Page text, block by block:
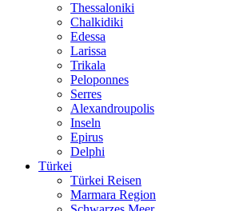
Thessaloniki
Chalkidiki
Edessa
Larissa
Trikala
Peloponnes
Serres
Alexandroupolis
Inseln
Epirus
Delphi
Türkei
Türkei Reisen
Marmara Region